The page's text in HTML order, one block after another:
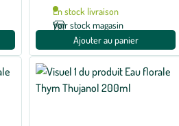
En stock livraison
Voir stock magasin
Ajouter au panier